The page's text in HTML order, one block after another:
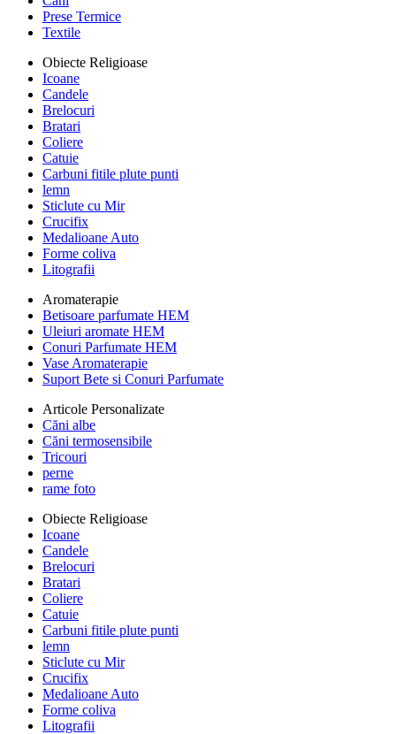
Prese Termice
Textile
Obiecte Religioase
Icoane
Candele
Brelocuri
Bratari
Coliere
Catuie
Carbuni fitile plute punti
lemn
Sticlute cu Mir
Crucifix
Medalioane Auto
Forme coliva
Litografii
Aromaterapie
Betisoare parfumate HEM
Uleiuri aromate HEM
Conuri Parfumate HEM
Vase Aromaterapie
Suport Bete si Conuri Parfumate
Articole Personalizate
Căni albe
Căni termosensibile
Tricouri
perne
rame foto
Obiecte Religioase
Icoane
Candele
Brelocuri
Bratari
Coliere
Catuie
Carbuni fitile plute punti
lemn
Sticlute cu Mir
Crucifix
Medalioane Auto
Forme coliva
Litografii